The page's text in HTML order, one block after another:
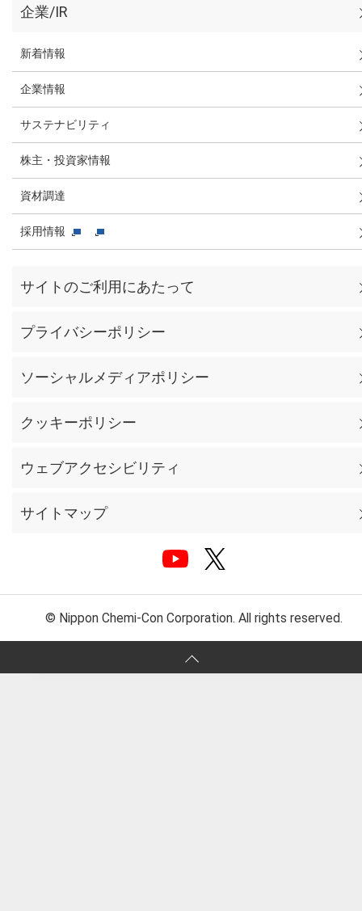
企業/IR
新着情報
企業情報
サステナビリティ
株主・投資家情報
資材調達
採用情報
サイトのご利用にあたって
プライバシーポリシー
ソーシャルメディアポリシー
クッキーポリシー
ウェブアクセシビリティ
サイトマップ
© Nippon Chemi-Con Corporation. All rights reserved.